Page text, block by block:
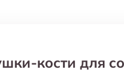
кости для